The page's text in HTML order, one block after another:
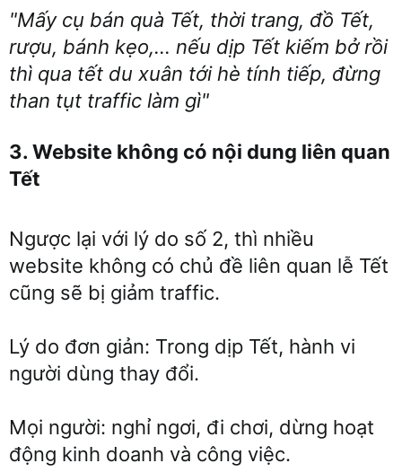
"Mấy cụ bán quà Tết, thời trang, đồ Tết,
rượu, bánh kẹo,... nếu dịp Tết kiếm bở rồi
thì qua tết du xuân tới hè tính tiếp, đừng
than tụt traffic làm gì"
3. Website không có nội dung liên quan
Tết
Ngược lại với lý do số 2, thì nhiều
website không có chủ đề liên quan lễ Tết
cũng sẽ bị giảm traffic.
Lý do đơn giản: Trong dịp Tết, hành vi
người dùng thay đổi.
Mọi người: nghỉ ngơi, đi chơi, dừng hoạt
động kinh doanh và công việc.